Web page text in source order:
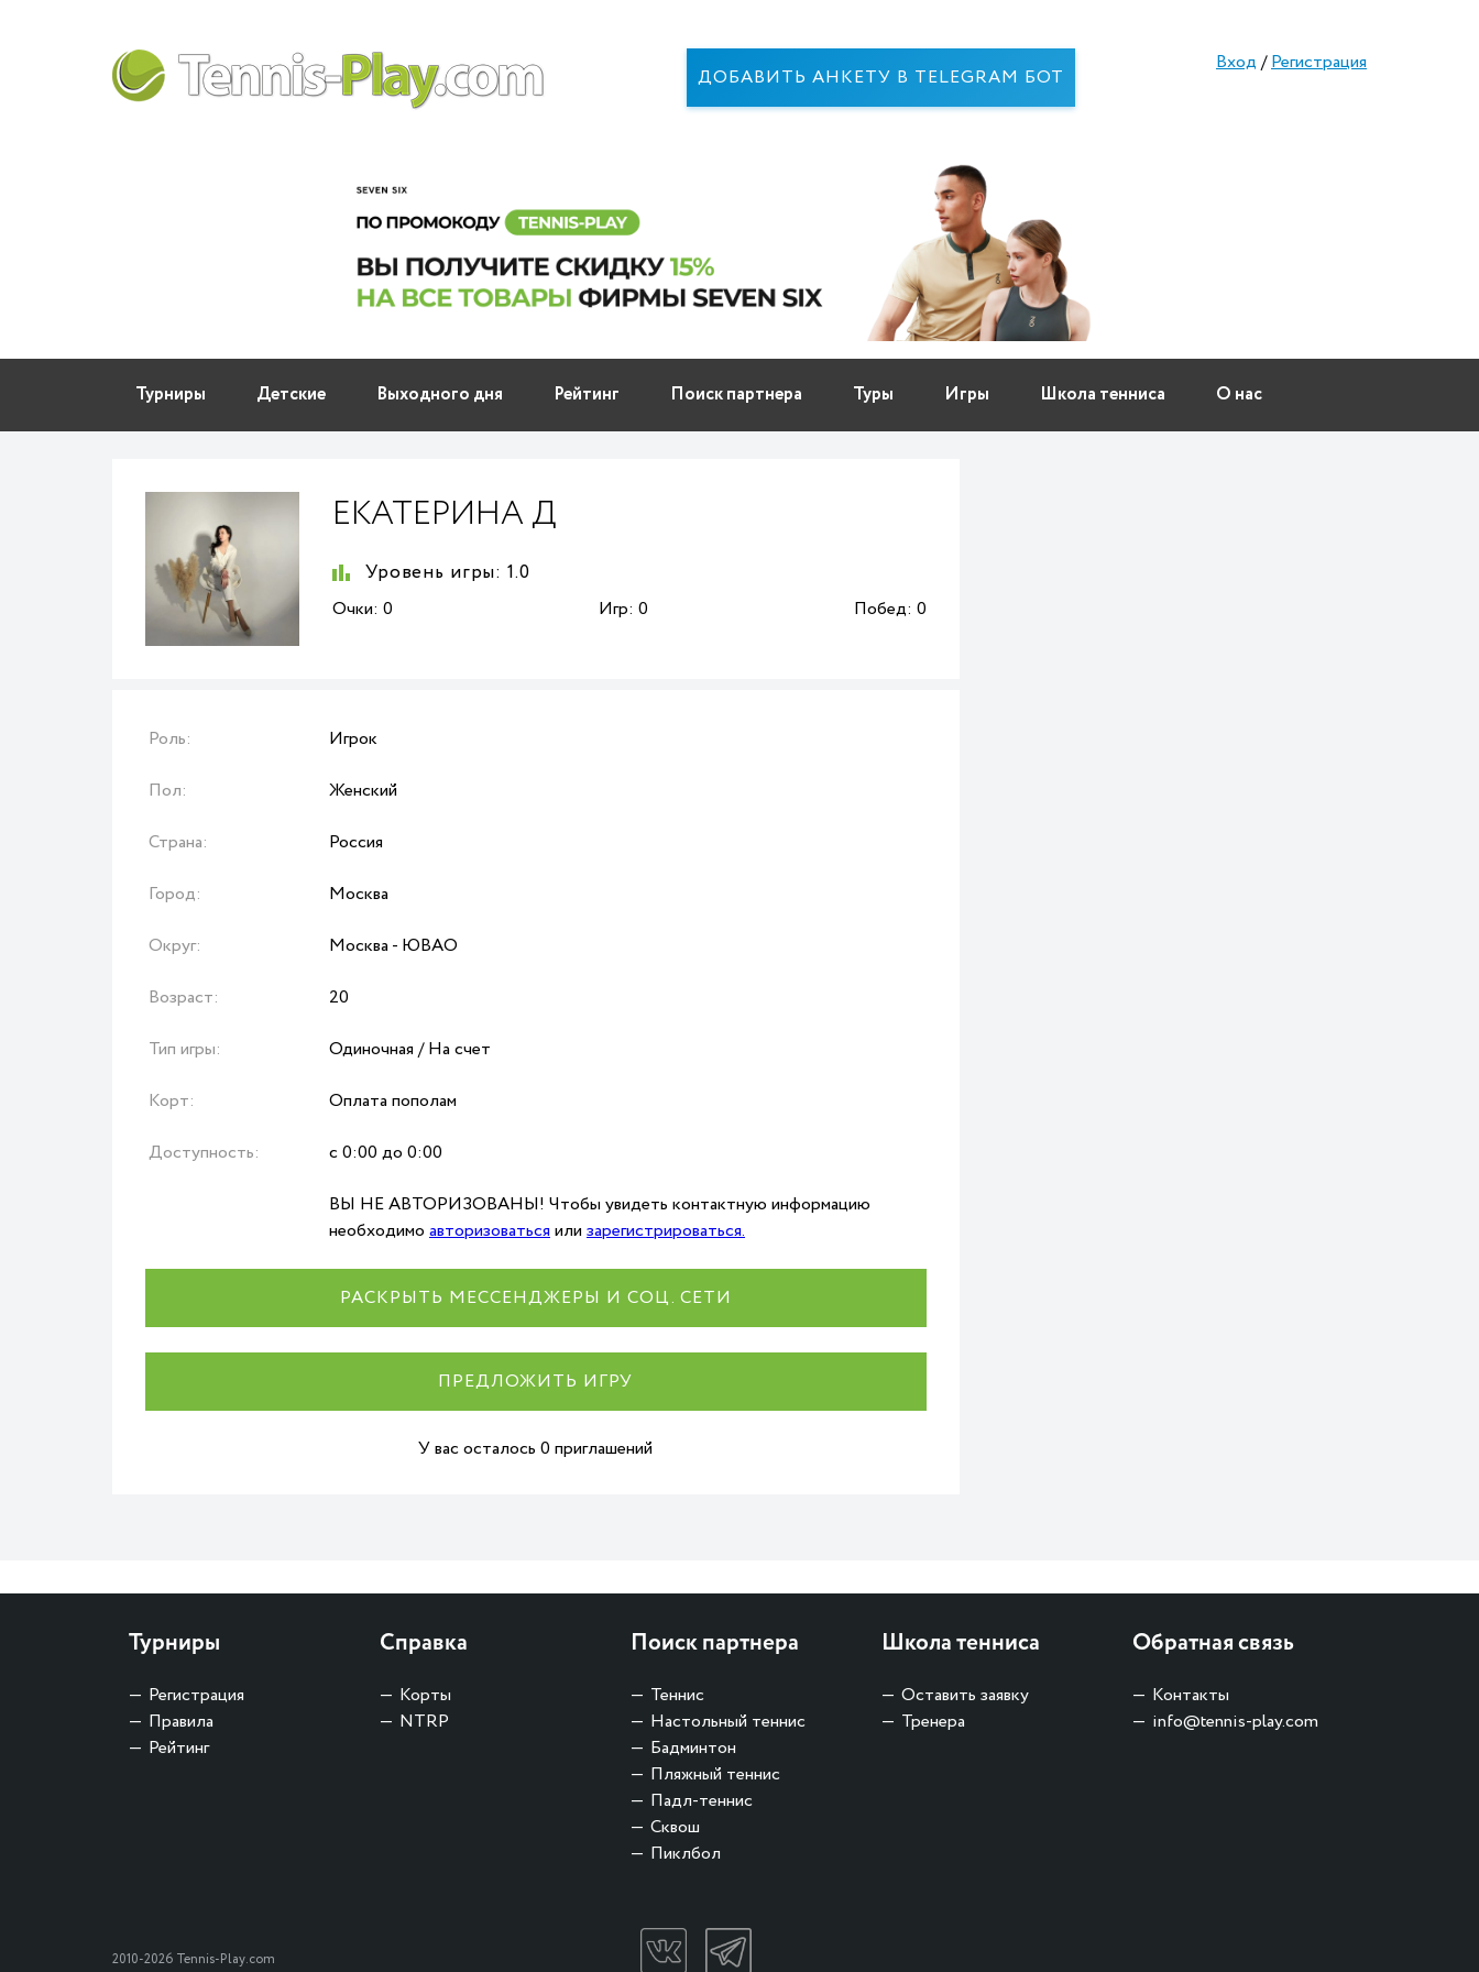
ДОБАВИТЬ АНКЕТУ В TELEGRAM БОТ
Вход /Регистрация
Турниры Детские Выходного дня Рейтинг Поиск партнера Туры Игры Школа тенниса О нас
ЕКАТЕРИНА Д
Уровень игры: 1.0
Очки: 0 Игр: 0 Побед: 0
Роль: Игрок
Пол: Женский
Страна: Россия
Город: Москва
Округ: Москва - ЮВАО
Возраст: 20
Тип игры: Одиночная / На счет
Корт: Оплата пополам
Доступность: с 0:00 до 0:00
ВЫ НЕ АВТОРИЗОВАНЫ! Чтобы увидеть контактную информацию
необходимо авторизоватьсяили зарегистрироваться.
РАСКРЫТЬ МЕССЕНДЖЕРЫ И СОЦ. СЕТИ
ПРЕДЛОЖИТЬ ИГРУ
У вас осталось 0 приглашений
Турниры
Регистрация
Правила
Рейтинг
Справка
Корты
NTRP
Поиск партнера
Теннис
Настольный теннис
Бадминтон
Пляжный теннис
Падл-теннис
Сквош
Пиклбол
Школа тенниса
Оставить заявку
Тренера
Обратная связь
Контакты
info@tennis-play.com
2010-2026 Tennis-Play.com